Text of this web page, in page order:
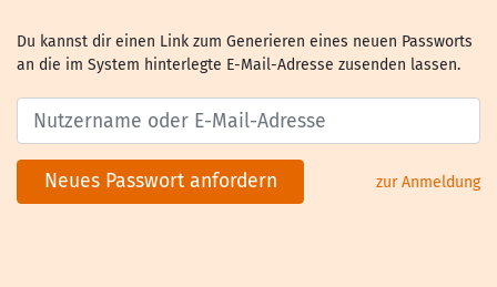
Du kannst dir einen Link zum Generieren eines neuen Passworts
an die im System hinterlegte E-Mail-Adresse zusenden lassen.
Neues Passwort anfordern zur Anmeldung